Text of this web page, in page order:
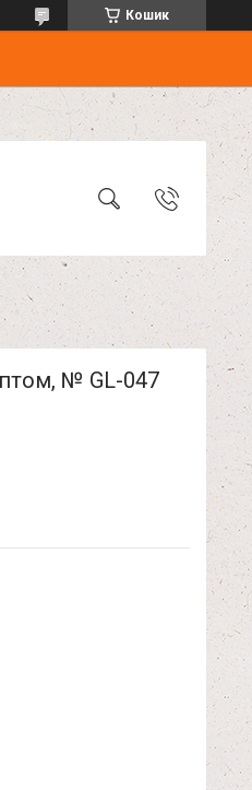
Кошик
№ GL-047